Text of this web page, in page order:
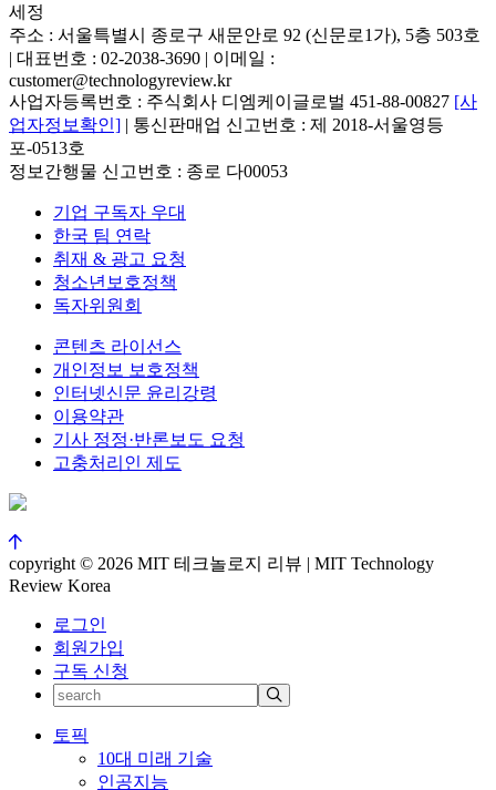
세정
주소 : 서울특별시 종로구 새문안로 92 (신문로1가), 5층 503호
| 대표번호 : 02-2038-3690 | 이메일 :
customer@technologyreview.kr
사업자등록번호 : 주식회사 디엠케이글로벌 451-88-00827 [사
업자정보확인] | 통신판매업 신고번호 : 제 2018-서울영등
포-0513호
정보간행물 신고번호 : 종로 다00053
기업 구독자 우대
한국 팀 연락
취재 & 광고 요청
청소년보호정책
독자위원회
콘텐츠 라이선스
개인정보 보호정책
인터넷신문 윤리강령
이용약관
기사 정정·반론보도 요청
고충처리인 제도
copyright © 2026 MIT 테크놀로지 리뷰 | MIT Technology
Review Korea
로그인
회원가입
구독 신청
토픽
10대 미래 기술
인공지능